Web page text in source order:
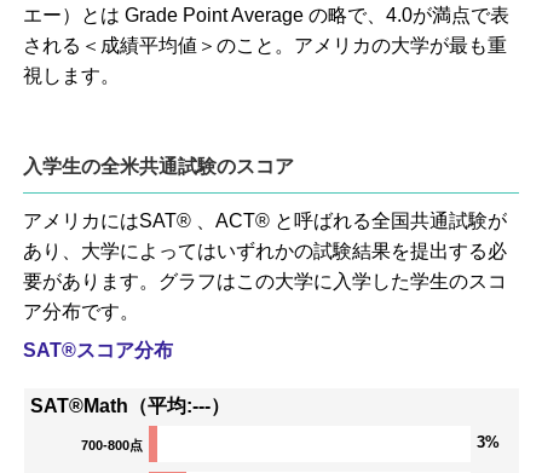
エー）とは Grade Point Average の略で、4.0が満点で表
される＜成績平均値＞のこと。アメリカの大学が最も重
視します。
入学生の全米共通試験のスコア
アメリカにはSAT® 、ACT® と呼ばれる全国共通試験が
あり、大学によってはいずれかの試験結果を提出する必
要があります。グラフはこの大学に入学した学生のスコ
ア分布です。
SAT®スコア分布
SAT®Math（平均:---）
700-800点 3%